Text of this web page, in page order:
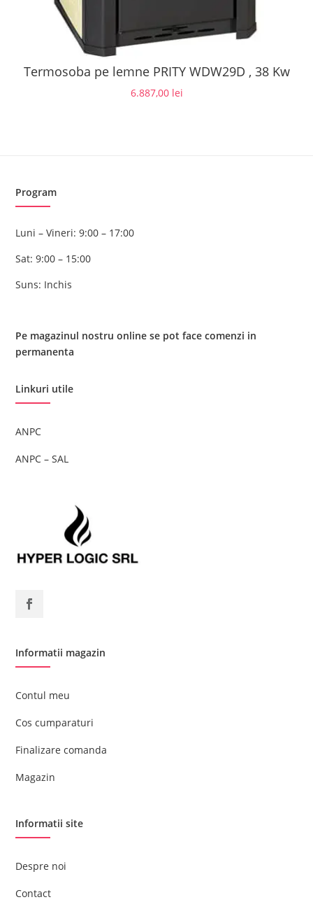
Termosoba pe lemne PRITY WDW29D , 38 Kw
6.887,00 lei
Program
Luni – Vineri: 9:00 – 17:00
Sat: 9:00 – 15:00
Suns: Inchis
Pe magazinul nostru online se pot face comenzi in
permanenta
Linkuri utile
ANPC
ANPC – SAL
Informatii magazin
Contul meu
Cos cumparaturi
Finalizare comanda
Magazin
Informatii site
Despre noi
Contact